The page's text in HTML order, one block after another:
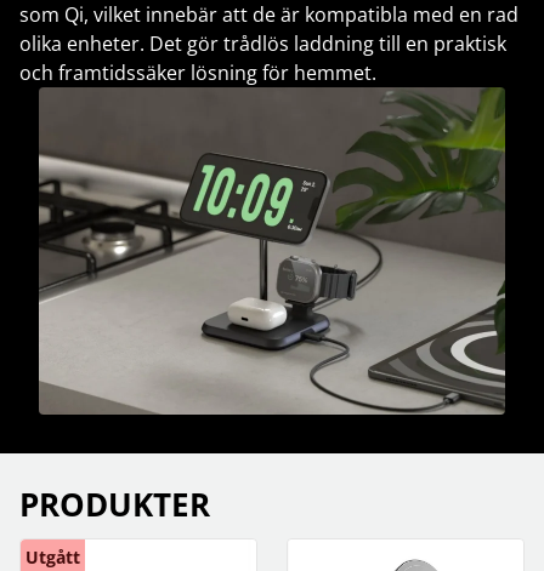
som Qi, vilket innebär att de är kompatibla med en rad
olika enheter. Det gör trådlös laddning till en praktisk
och framtidssäker lösning för hemmet.
PRODUKTER
Utgått